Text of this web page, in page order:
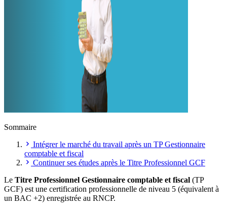
Sommaire
Intégrer le marché du travail après un TP Gestionnaire
comptable et fiscal
Continuer ses études après le Titre Professionnel GCF
Le Titre Professionnel Gestionnaire comptable et fiscal (TP
GCF) est une certification professionnelle de niveau 5 (équivalent à
un BAC +2) enregistrée au RNCP.